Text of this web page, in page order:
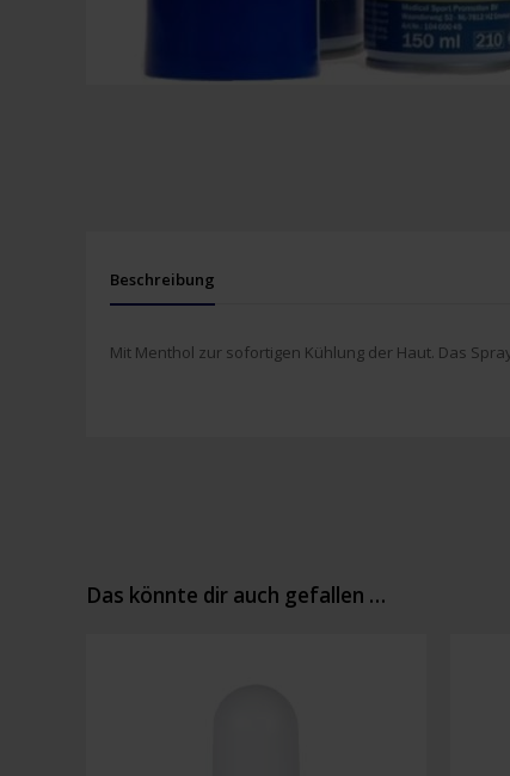
Beschreibung
Mit Menthol zur sofortigen Kühlung der Haut. Das
Das könnte dir auch gefallen …